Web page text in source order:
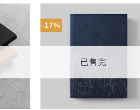
加入
「願
望輕
-17%
望輕
已售完